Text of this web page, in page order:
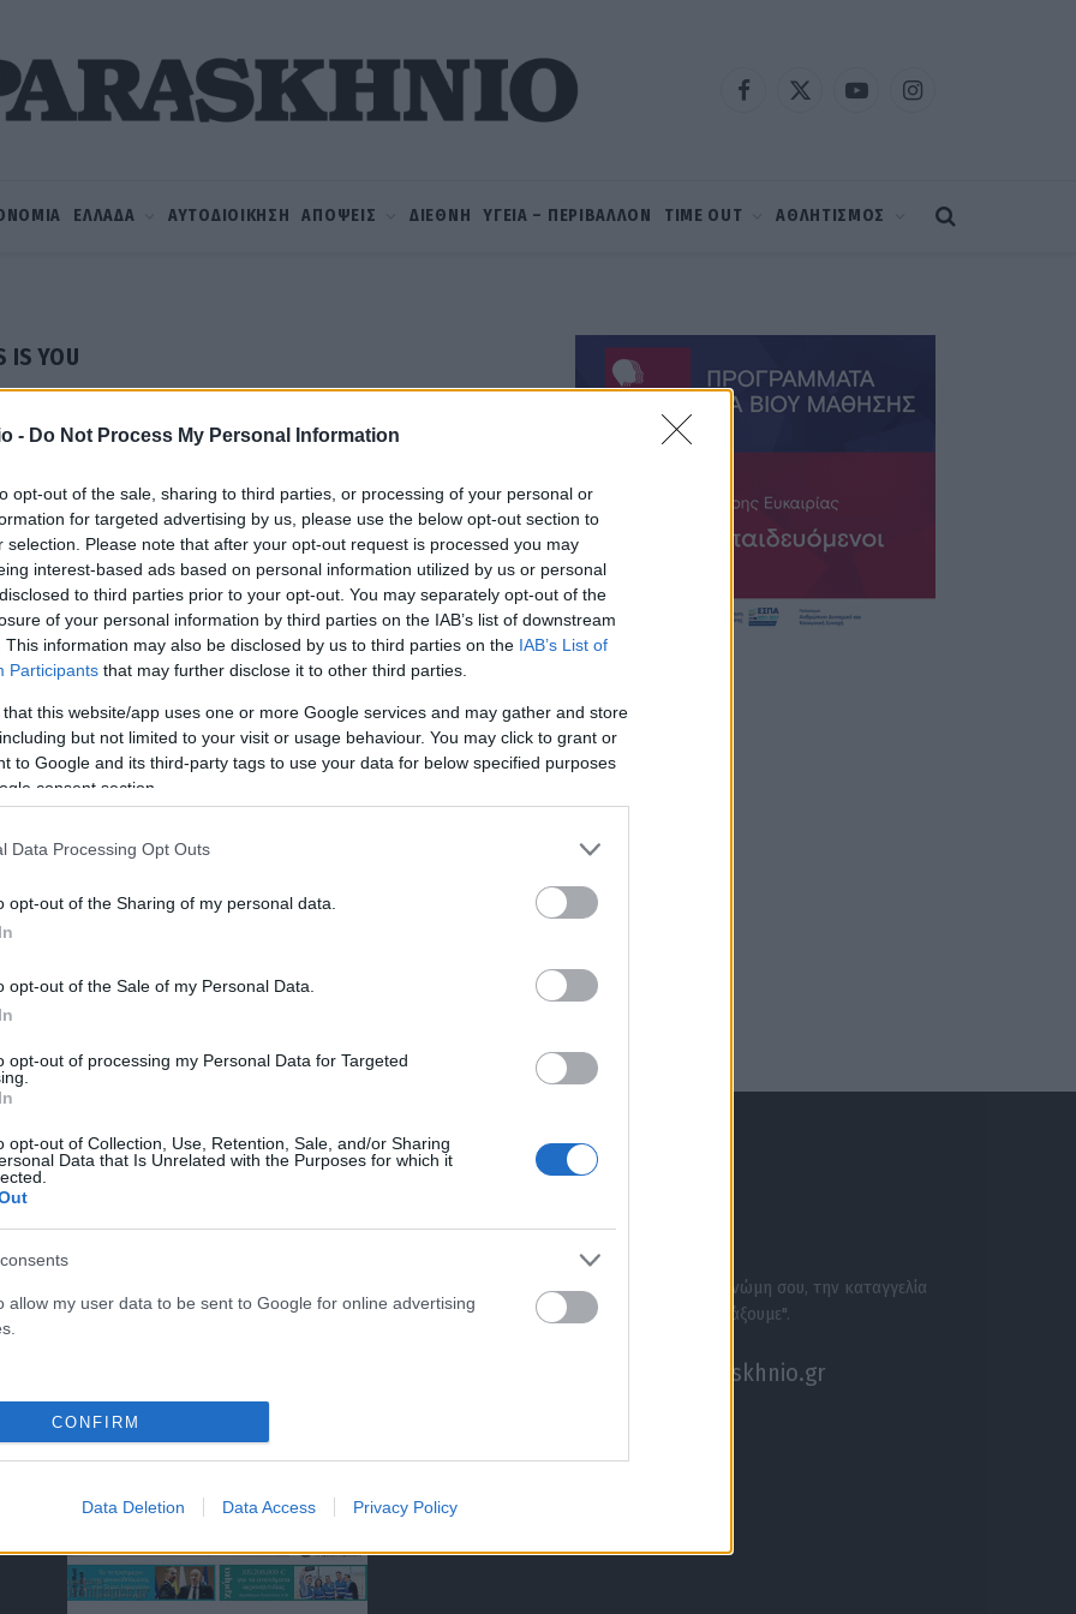
- Do Not Process My Personal Information
opt-out of the sale, sharing to third parties, or processing of your personal or
for targeted advertising by us, please use the below opt-out section to
selection. Please note that after your opt-out request is processed you may
interest-based ads based on personal information utilized by us or personal
to third parties prior to your opt-out. You may separately opt-out of the
of your personal information by third parties on the IAB’s list of downstream
This information may also be disclosed by us to third parties on the IAB’s List of
Participants that may further disclose it to other third parties.
that this website/app uses one or more Google services and may gather and store
but not limited to your visit or usage behaviour. You may click to grant or
to Google and its third-party tags to use your data for below specified purposes
consent section.
Data Processing Opt Outs
opt-out of the Sharing of my personal data.
opt-out of the Sale of my Personal Data.
opt-out of processing my Personal Data for Targeted
opt-out of Collection, Use, Retention, Sale, and/or Sharing
Data that Is Unrelated with the Purposes for which it
allow my user data to be sent to Google for online advertising
CONFIRM
Data Deletion Data Access Privacy Policy
Facebook
X
YouTubeInstagram
ΕΛΛΑΔΑ ΑΥΤΟΔΙΟΙΚΗΣΗ ΑΠΟΨΕΙΣ ΔΙΕΘΝΗ ΥΓΕΙΑ – ΠΕΡΙΒΑΛΛΟΝ TIME OUT ΑΘΛΗΤΙΣΜΟΣ
IS YOU
To «All I Want for Christmas Is You» μπορεί να
γίνει το πιο επιτυχημένο τραγούδι όλων των
εποχών
ΑΝΑΡΤΗΘΗΚΕ ΑΠΟ ΕΛΕΑΝΑ ΖΑΜΠΑΡΑ
αναδειχθεί το καλύτερο τραγούδι όλων των εποχών. Το
Στείλε την άποψή σου, τη γνώμη σου, την καταγγελία
σου, ή αν θέλεις κάτι να "ψάξουμε".
akouseme@paraskhnio.gr